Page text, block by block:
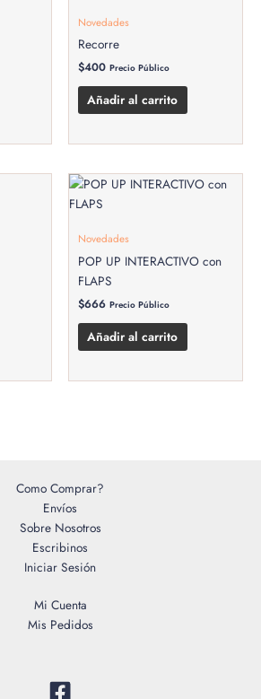
Novedades
Recorre
$400 Precio Público
Añadir al carrito
Novedades
POP UP INTERACTIVO con
FLAPS
$666 Precio Público
Añadir al carrito
Como Comprar?
Envíos
Sobre Nosotros
Escribinos
Iniciar Sesión
Mi Cuenta
Mis Pedidos